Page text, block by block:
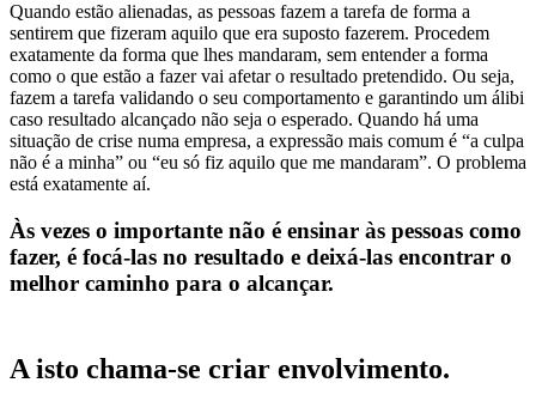
Quando estão alienadas, as pessoas fazem a tarefa de forma a
sentirem que fizeram aquilo que era suposto fazerem. Procedem
exatamente da forma que lhes mandaram, sem entender a forma
como o que estão a fazer vai afetar o resultado pretendido. Ou seja,
fazem a tarefa validando o seu comportamento e garantindo um álibi
caso resultado alcançado não seja o esperado. Quando há uma
situação de crise numa empresa, a expressão mais comum é “a culpa
não é a minha” ou “eu só fiz aquilo que me mandaram”. O problema
está exatamente aí.
Às vezes o importante não é ensinar às pessoas como
fazer, é focá-las no resultado e deixá-las encontrar o
melhor caminho para o alcançar.
A isto chama-se criar envolvimento.